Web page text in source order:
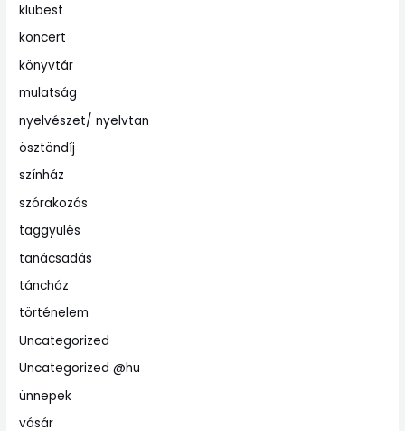
klubest
koncert
könyvtár
mulatság
nyelvészet/ nyelvtan
ösztöndíj
színház
szórakozás
taggyülés
tanácsadás
táncház
történelem
Uncategorized
Uncategorized @hu
ünnepek
vásár